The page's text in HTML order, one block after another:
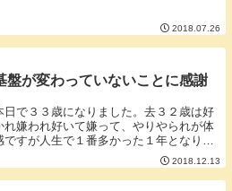
2018.07.26
盤が変わっていないことに感謝
日で３３歳になりました。去３２歳は好
れ嫌われ好いて嫌って、やりやられが体
ですが人生で１番多かった１年となりま
した。生きてきた中で最も好き勝手にブロ
やSNSで発信しアクティブにいろんなこ
に着手した１年だったので当然と言えば
2018.12.13